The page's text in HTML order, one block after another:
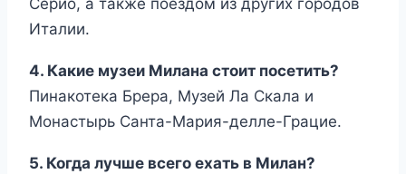
Серио, а также поездом из других городов
Италии.
4. Какие музеи Милана стоит посетить?
Пинакотека Брера, Музей Ла Скала и
Монастырь Санта-Мария-делле-Грацие.
5. Когда лучше всего ехать в Милан?